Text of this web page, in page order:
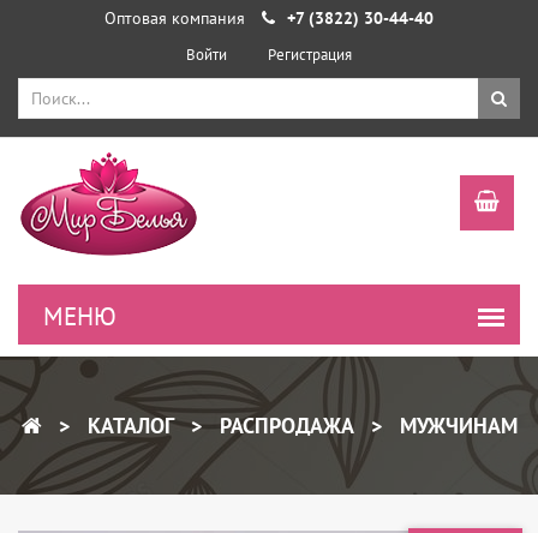
Оптовая компания +7 (3822) 30-44-40
Войти Регистрация
КАТАЛОГ РАСПРОДАЖА МУЖЧИНАМ